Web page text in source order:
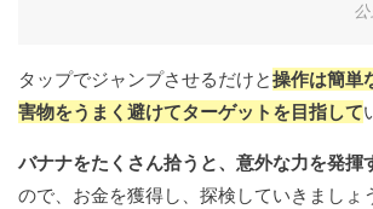
タップでジャンプさせるだけと操作は簡単
害物をうまく避けてターゲットを目指して
バナナをたくさん拾うと、意外な力を発揮
ので、お金を獲得し、探検していきましょ